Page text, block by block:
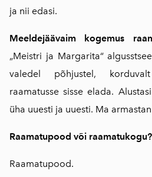
ja nii edasi.
Meeldejäävaim kogemus
„Meistri ja Margarita“
valedel põhjustel,
raamatusse sisse elada.
üha uuesti ja uuesti. Ma
Raamatupood või raamatukogu?
Raamatupood.